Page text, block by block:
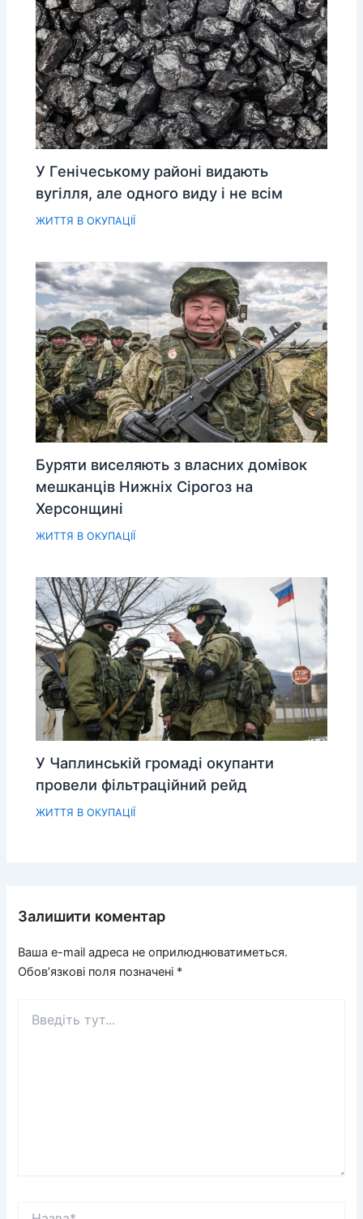
У Генічеському районі видають
вугілля, але одного виду і не всім
ЖИТТЯ В ОКУПАЦІЇ
Буряти виселяють з власних домівок
мешканців Нижніх Сірогоз на
Херсонщині
ЖИТТЯ В ОКУПАЦІЇ
У Чаплинській громаді окупанти
провели фільтраційний рейд
ЖИТТЯ В ОКУПАЦІЇ
Залишити коментар
Ваша e-mail адреса не оприлюднюватиметься.
Обов’язкові поля позначені *
тут...